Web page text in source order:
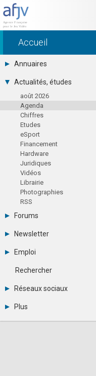
Accueil
Annuaires
Toutes les sociétés (691)
Studios (418)
Editeurs (49)
Distributeurs (16)
Hard. / Accessoires (10)
Middlewares (15)
Prestataires (99)
Assoc. / Syndicats (21)
Formations / Ecoles (46)
Presse spécialisée (17)
Actualités, études
août 2026
Agenda
Chiffres
Etudes
eSport
Financement
Hardware
Juridiques
Vidéos
Librairie
Photographies
RSS
Forums
Tous les forums
Se connecter
Messages privés
Contacter un modérateur
Newsletter
Archives
Abonnement
Emploi
Consulter les annonces
Observatoire de l'emploi
Rechercher
Réseaux sociaux
LinkedIn
Plus
Annonceurs